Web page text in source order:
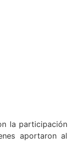
la participación
aportaron al